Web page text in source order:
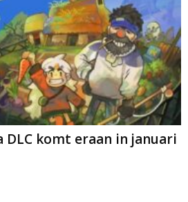
DLC komt eraan in januari